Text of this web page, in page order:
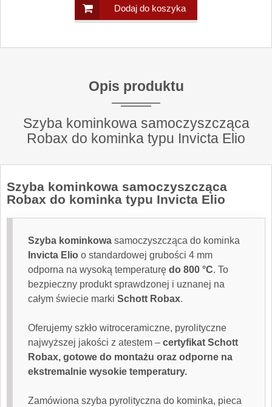
Dodaj do koszyka
Opis produktu
Szyba kominkowa samoczyszcząca
Robax do kominka typu Invicta Elio
Szyba kominkowa samoczyszcząca
Robax do kominka typu Invicta Elio
Szyba kominkowa samoczyszcząca do kominka
Invicta Elio o standardowej grubości 4 mm
odporna na wysoką temperaturę do 800 °C. To
bezpieczny produkt sprawdzonej i uznanej na
całym świecie marki Schott Robax.
Oferujemy szkło witroceramiczne, pyrolityczne
najwyższej jakości z atestem – certyfikat Schott
Robax, gotowe do montażu oraz odporne na
ekstremalnie wysokie temperatury.
Zamówiona szyba pyrolityczna do kominka, pieca